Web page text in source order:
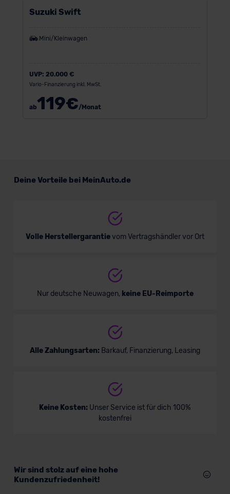
Suzuki Swift
Mini/Kleinwagen
UVP: 20.000 €
Vario-Finanzierung inkl. MwSt.
ab119€/Monat
Deine Vorteile bei MeinAuto.de
Volle Herstellergarantievom Vertragshändler vor Ort
Nur deutsche Neuwagen, keine EU-Reimporte
Alle Zahlungsarten: Barkauf, Finanzierung, Leasing
Keine Kosten: Unser Service ist für dich 100%
kostenfrei
Wir sind stolz auf eine hohe
Kundenzufriedenheit!